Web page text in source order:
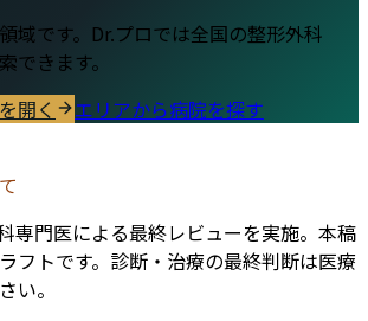
域です。Dr.プロでは全国の整形外科
できます。
開く エリアから病院を探す
専門医による最終レビューを実施。本稿
フトです。診断・治療の最終判断は医療
い。